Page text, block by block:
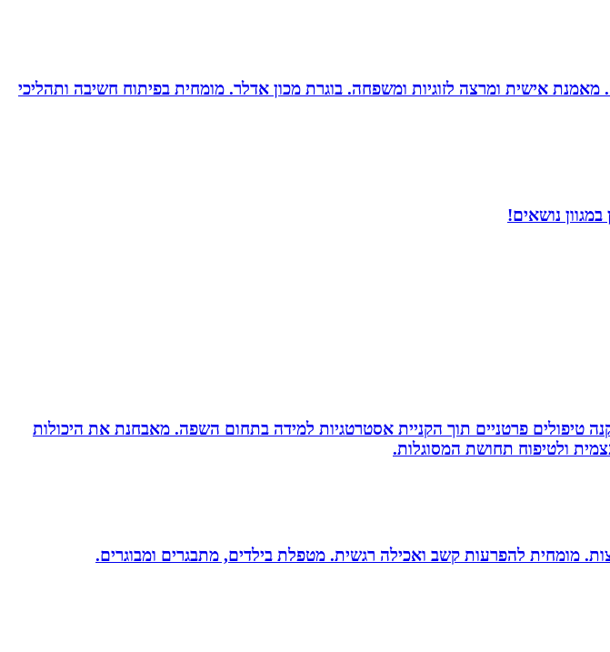
מאמנת אישית ומרצה לזוגיות ומשפחה. בוגרת מכון אדלר. מומחית בפיתוח חשיבה ותהליכי
נושאים!
טיפולים פרטניים תוך הקניית אסטרטגיות למידה בתחום השפה. מאבחנת את היכולות
ולטיפוח תחושת המסוגלות.